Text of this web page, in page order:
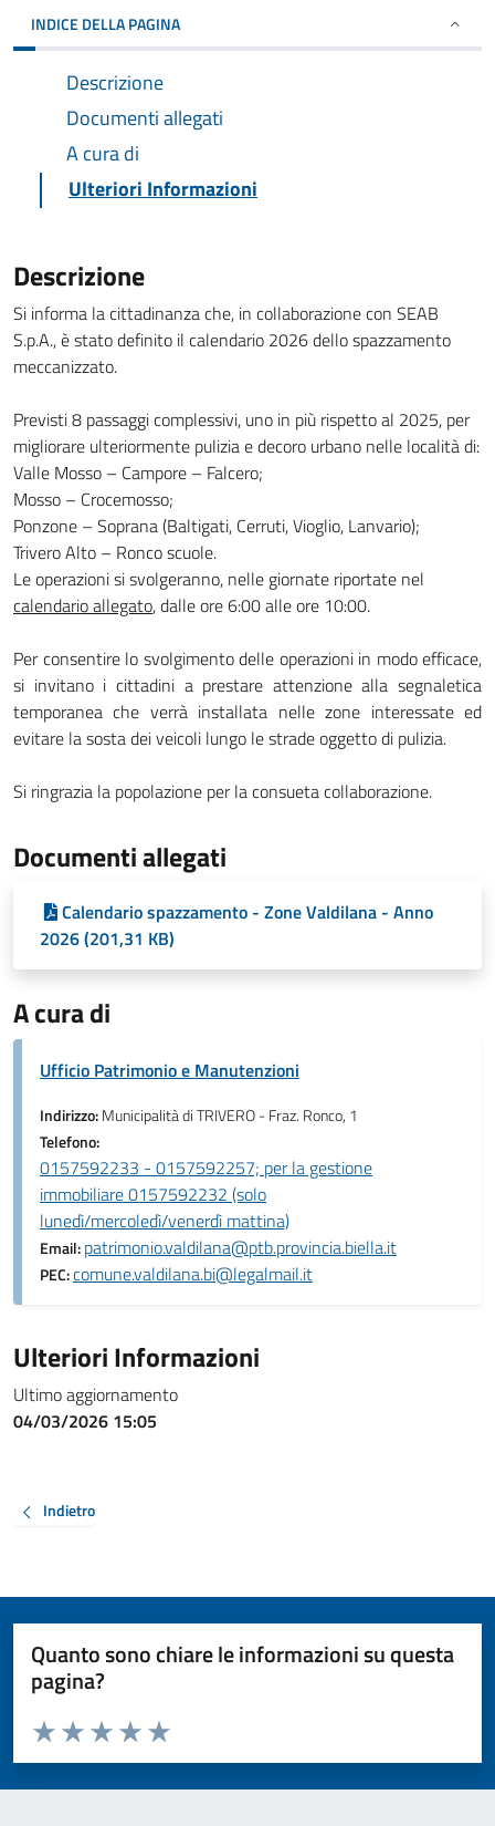
INDICE DELLA PAGINA
Descrizione
Documenti allegati
A cura di
Ulteriori Informazioni
Descrizione
Si informa la cittadinanza che, in collaborazione con SEAB
S.p.A., è stato definito il calendario 2026 dello spazzamento
meccanizzato.
Previsti 8 passaggi complessivi, uno in più rispetto al 2025, per
migliorare ulteriormente pulizia e decoro urbano nelle località di:
Valle Mosso – Campore – Falcero;
Mosso – Crocemosso;
Ponzone – Soprana (Baltigati, Cerruti, Vioglio, Lanvario);
Trivero Alto – Ronco scuole.
Le operazioni si svolgeranno, nelle giornate riportate nel
calendario allegato, dalle ore 6:00 alle ore 10:00.
Per consentire lo svolgimento delle operazioni in modo efficace,
si invitano i cittadini a prestare attenzione alla segnaletica
temporanea che verrà installata nelle zone interessate ed
evitare la sosta dei veicoli lungo le strade oggetto di pulizia.
Si ringrazia la popolazione per la consueta collaborazione.
Documenti allegati
Calendario spazzamento - Zone Valdilana - Anno
2026 (201,31 KB)
A cura di
Ufficio Patrimonio e Manutenzioni
Indirizzo:Municipalità di TRIVERO - Fraz. Ronco, 1
Telefono:
0157592233 - 0157592257; per la gestione
immobiliare 0157592232 (solo
lunedì/mercoledì/venerdì mattina)
Email:patrimonio.valdilana@ptb.provincia.biella.it
PEC:comune.valdilana.bi@legalmail.it
Ulteriori Informazioni
Ultimo aggiornamento
04/03/2026 15:05
Indietro
Quanto sono chiare le informazioni su questa
pagina?
Valuta da 1 a 5 stelle la pagina
Valuta 5 stelle su 5
Valuta 4 stelle su 5
Valuta 3 stelle su 5
Valuta 2 stelle su 5
Valuta 1 stelle su 5